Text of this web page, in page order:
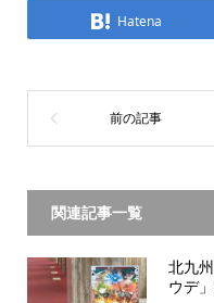
Hatena
関連記事一覧
北九
ウデ